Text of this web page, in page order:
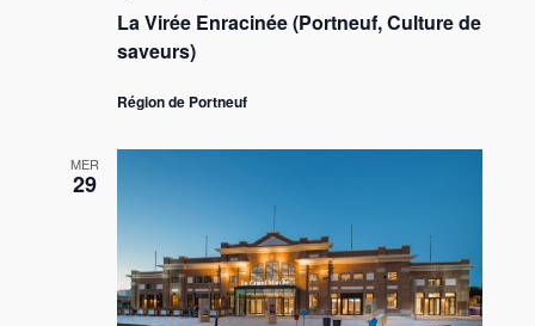
La Virée Enracinée (Portneuf, Culture de
saveurs)
Région de Portneuf
MER
29